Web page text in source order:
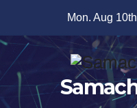
content
Mon. Aug